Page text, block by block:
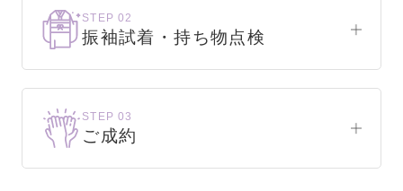
まずはお気軽にご来店ください。
STEP 02
振袖試着・持ち物点検
お気に入りの振袖が見つかるまで、何着でも
試着できます。
STEP 03
ご成約